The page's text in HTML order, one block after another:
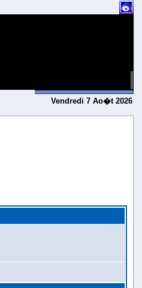
Vendredi 7 Ao�t 2026